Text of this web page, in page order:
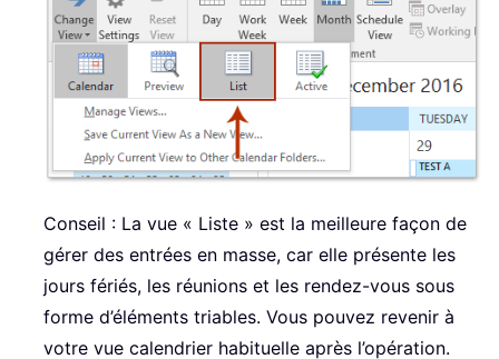
Conseil : La vue « Liste » est la meilleure façon de
gérer des entrées en masse, car elle présente les
jours fériés, les réunions et les rendez-vous sous
forme d’éléments triables. Vous pouvez revenir à
votre vue calendrier habituelle après l’opération.